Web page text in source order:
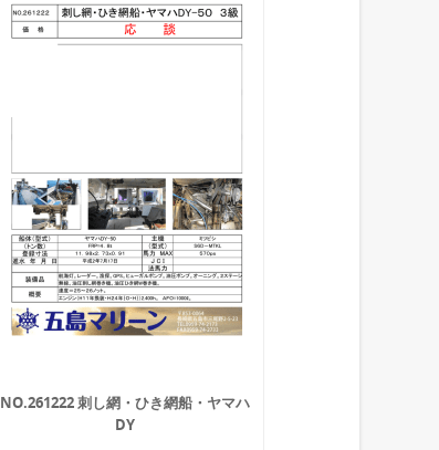
NO.261222 刺し網・ひき網船・ヤマハ
DY